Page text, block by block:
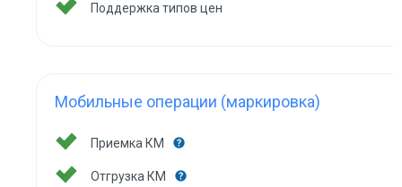
Поддержка типов цен
Мобильные операции (маркировка)
Приемка КМ
Отгрузка КМ